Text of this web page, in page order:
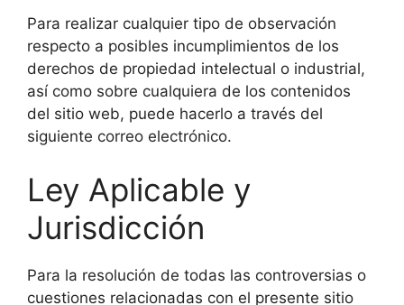
Para realizar cualquier tipo de observación
respecto a posibles incumplimientos de los
derechos de propiedad intelectual o industrial,
así como sobre cualquiera de los contenidos
del sitio web, puede hacerlo a través del
siguiente correo electrónico.
Ley Aplicable y
Jurisdicción
Para la resolución de todas las controversias o
cuestiones relacionadas con el presente sitio